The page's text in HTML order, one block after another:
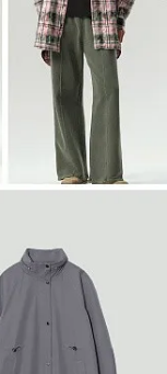
Войти